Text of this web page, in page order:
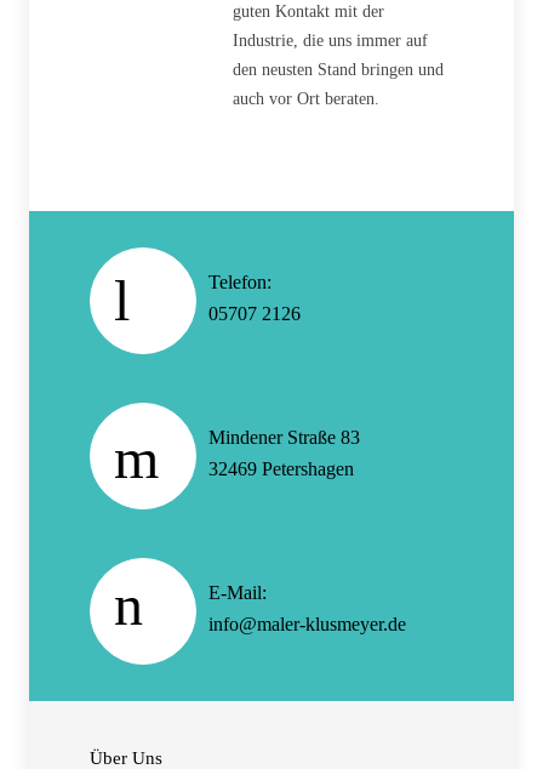
guten Kontakt mit der
Industrie, die uns immer auf
den neusten Stand bringen und
auch vor Ort beraten.
Telefon:
05707 2126
Mindener Straße 83
32469 Petershagen
E-Mail:
info@maler-klusmeyer.de
Über Uns